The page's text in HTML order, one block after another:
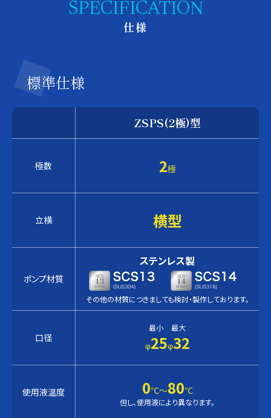
SPECIFICATION
仕様
標準仕様
ZSPS(2極)型
極数 2極
立横 横型
ポンプ材質
ステンレス製
その他の材質につきましても検討・製作しております。
口径
最小
φ25
最大
φ32
使用液温度 0℃〜80℃
但し、使用液により異なります。